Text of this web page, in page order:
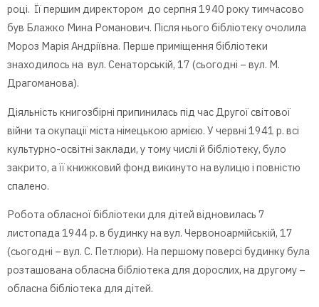
році. Її першим директором до серпня 1940 року тимчасово
був Блажко Мина Романович. Після нього бібліотеку очолила
Мороз Марія Андріївна. Перше приміщення бібліотеки
знаходилось на вул. Сенаторській, 17 (сьогодні – вул. М.
Драгоманова).
Діяльність книгозбірні припинилась під час Другої світової
війни та окупації міста німецькою армією. У червні 1941 р. всі
культурно-освітні заклади, у тому числі й бібліотеку, було
закрито, а її книжковий фонд викинуто на вулицю і повністю
спалено.
Робота обласної бібліотеки для дітей відновилась 7
листопада 1944 р. в будинку на вул. Червоноармійській, 17
(сьогодні – вул. С. Петлюри). На першому поверсі будинку була
розташована обласна бібліотека для дорослих, на другому –
обласна бібліотека для дітей.